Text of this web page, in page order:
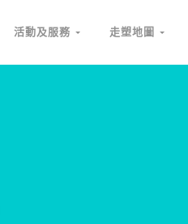
活動及服務 走塑地圖